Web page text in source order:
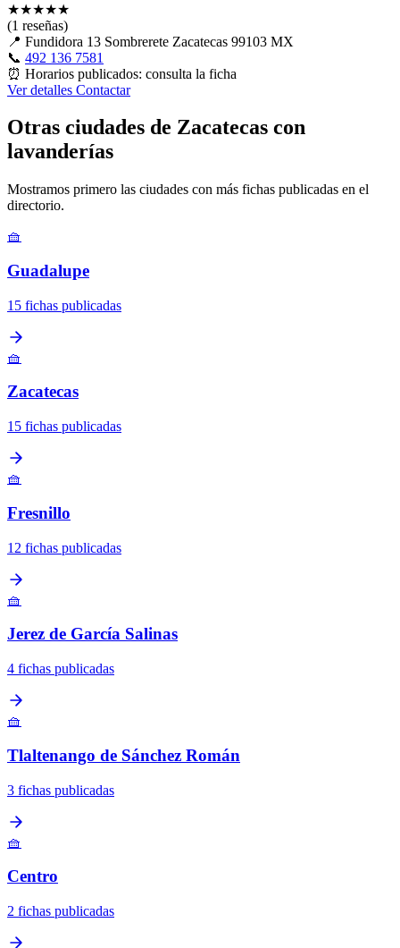
★★★★★
(1 reseñas)
📍 Fundidora 13 Sombrerete Zacatecas 99103 MX
📞 492 136 7581
⏰ Horarios publicados: consulta la ficha
Ver detalles Contactar
Otras ciudades de Zacatecas con
lavanderías
Mostramos primero las ciudades con más fichas publicadas en el
directorio.
🧺
Guadalupe
15 fichas publicadas
🧺
Zacatecas
15 fichas publicadas
🧺
Fresnillo
12 fichas publicadas
🧺
Jerez de García Salinas
4 fichas publicadas
🧺
Tlaltenango de Sánchez Román
3 fichas publicadas
🧺
Centro
2 fichas publicadas